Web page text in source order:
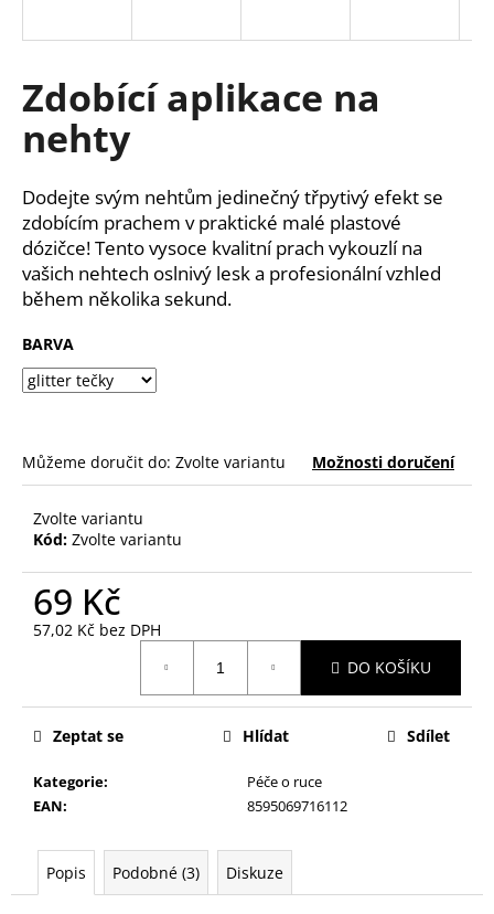
Zdobící aplikace na
nehty
Dodejte svým nehtům jedinečný třpytivý efekt se
zdobícím prachem v praktické malé plastové
dózičce! Tento vysoce kvalitní prach vykouzlí na
vašich nehtech oslnivý lesk a profesionální vzhled
během několika sekund.
BARVA
Můžeme doručit do: Zvolte variantu Možnosti doručení
Zvolte variantu
Kód: Zvolte variantu
69 Kč
57,02 Kč bez DPH
DO KOŠÍKU
Kategorie:
Péče o ruce
EAN: 8595069716112
Zeptat se Hlídat Sdílet
Popis Podobné (3) Diskuze
í
t
?
HLEDAT
D
o
p
r
u
u
e
m
e
TUŽKA
OČI
OŘEZÁVÁTKEM
01